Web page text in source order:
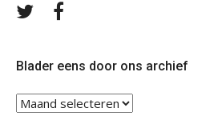
Volg
Blader eens door ons archief
Blader